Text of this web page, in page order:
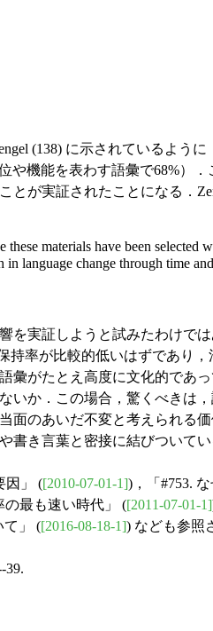
(138) に示されているように
機能を表わす語彙で68%）
が実証されたことになる．
these materials have been selected
language change through time
実証しようと試みたわけで
率が比較的低いはずであり
がたとえ高度に文化的であ
か．この場合，驚くべきは
のあいだ不変と考えられる
き言葉と密接に結びついて
因」 ([2010-07-01-1])，「#753.
の最も速い時代」 ([2011-07-01-1]
て」 ([2016-08-18-1]) なども参照
39.